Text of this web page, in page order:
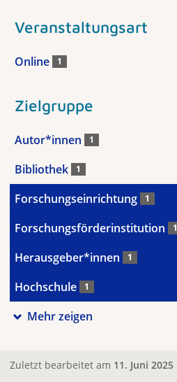
Veranstaltungsart
Online 1
Zielgruppe
Autor*innen 1
Bibliothek 1
Forschungseinrichtung 1
Forschungsförderinstitution 1
Herausgeber*innen 1
Hochschule 1
Mehr zeigen
Zuletzt bearbeitet am 11. Juni 2025